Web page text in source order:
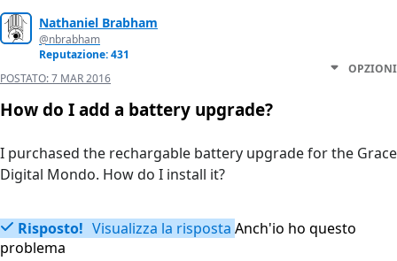
Nathaniel Brabham
@nbrabham
Reputazione: 431
POSTATO:7 MAR 2016
OPZIONI
How do I add a battery upgrade?
I purchased the rechargable battery upgrade for the Grace
Digital Mondo. How do I install it?
Risposto! Visualizza la risposta Anch'io ho questo
problema